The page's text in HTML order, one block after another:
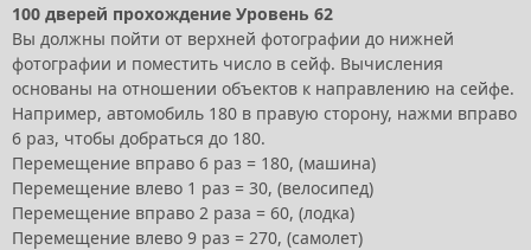
100 дверей прохождение Уровень 62
Вы должны пойти от верхней фотографии до нижней
фотографии и поместить число в сейф. Вычисления
основаны на отношении объектов к направлению на сейфе.
Например, автомобиль 180 в правую сторону, нажми вправо
6 раз, чтобы добраться до 180.
Перемещение вправо 6 раз = 180, (машина)
Перемещение влево 1 раз = 30, (велосипед)
Перемещение вправо 2 раза = 60, (лодка)
Перемещение влево 9 раз = 270, (самолет)